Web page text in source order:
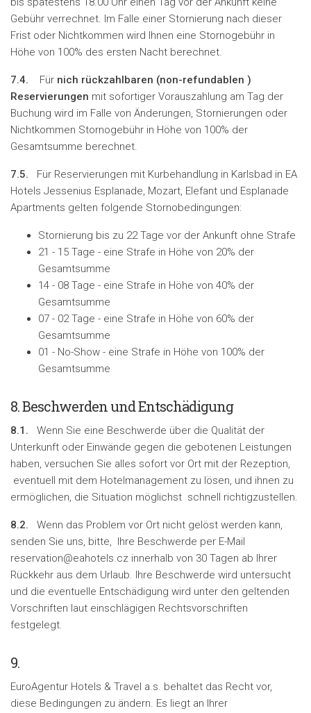
Gebühr verrechnet. Im Falle einer Stornierung nach dieser
Frist oder Nichtkommen wird Ihnen eine Stornogebühr in
Höhe von 100% des ersten Nacht berechnet.
7.4. Für nich rückzahlbaren (non-refundablen )
Reservierungen mit sofortiger Vorauszahlung am Tag der
Buchung wird im Falle von Änderungen, Stornierungen oder
Nichtkommen Stornogebühr in Höhe von 100% der
Gesamtsumme berechnet.
7.5.
Für Reservierungen mit Kurbehandlung in Karlsbad in EA
Hotels Jessenius Esplanade, Mozart, Elefant und Esplanade
Apartments gelten folgende Stornobedingungen:
Stornierung bis zu 22 Tage vor der Ankunft ohne Strafe
21 - 15 Tage - eine Strafe in Höhe von 20% der
Gesamtsumme
14 - 08 Tage - eine Strafe in Höhe von 40% der
Gesamtsumme
07 - 02 Tage - eine Strafe in Höhe von 60% der
Gesamtsumme
01 - No-Show - eine Strafe in Höhe von 100% der
Gesamtsumme
8.Beschwerden und Entschädigung
8.1.
Wenn Sie eine Beschwerde über die Qualität der
Unterkunft oder Einwände gegen die gebotenen Leistungen
haben, versuchen Sie alles sofort vor Ort mit der Rezeption,
eventuell mit dem Hotelmanagement zu lösen, und ihnen zu
ermöglichen, die Situation möglichst schnell richtigzustellen.
8.2. Wenn das Problem vor Ort nicht gelöst werden kann,
senden Sie uns, bitte, Ihre Beschwerde per E-Mail
reservation@eahotels.cz innerhalb von 30 Tagen ab Ihrer
Rückkehr aus dem Urlaub. Ihre Beschwerde wird untersucht
und die eventuelle Entschädigung wird unter den geltenden
Vorschriften laut einschlägigen Rechtsvorschriften
festgelegt.
9.
EuroAgentur Hotels & Travel a.s. behaltet das Recht vor,
diese Bedingungen zu ändern. Es liegt an Ihrer